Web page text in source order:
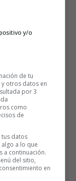
la amiloidosis
Los
producción de
su cuerpo para
de que se
y/o
de tu
otros datos en
por 3
como
de
datos
a lo que
a continuación.
del sitio,
en